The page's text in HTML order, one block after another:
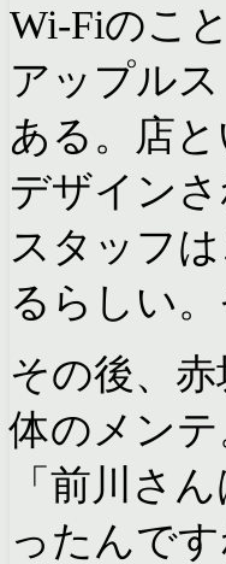
Wi-Fiのこ
アップル
ある。店
デザインさ
スタッフ
るらしい
その後、
体のメンテ
「前川さ
ったんで